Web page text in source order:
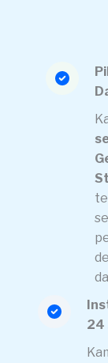
24